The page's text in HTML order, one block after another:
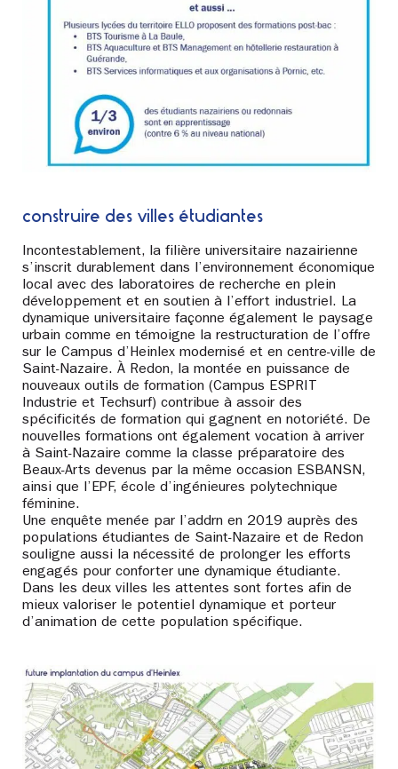
construire des villes étudiantes
Incontestablement, la filière universitaire nazairienne
s’inscrit durablement dans l’environnement économique
local avec des laboratoires de recherche en plein
développement et en soutien à l’effort industriel. La
dynamique universitaire façonne également le paysage
urbain comme en témoigne la restructuration de l’offre
sur le Campus d’Heinlex modernisé et en centre-ville de
Saint-Nazaire. À Redon, la montée en puissance de
nouveaux outils de formation (Campus ESPRIT
Industrie et Techsurf) contribue à assoir des
spécificités de formation qui gagnent en notoriété. De
nouvelles formations ont également vocation à arriver
à Saint-Nazaire comme la classe préparatoire des
Beaux-Arts devenus par la même occasion ESBANSN,
ainsi que l’EPF, école d’ingénieures polytechnique
féminine.
Une enquête menée par l’addrn en 2019 auprès des
populations étudiantes de Saint-Nazaire et de Redon
souligne aussi la nécessité de prolonger les efforts
engagés pour conforter une dynamique étudiante.
Dans les deux villes les attentes sont fortes afin de
mieux valoriser le potentiel dynamique et porteur
d’animation de cette population spécifique.